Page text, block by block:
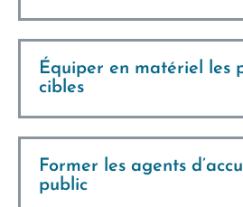
Équiper en matériel les
cibles
Former les agents
public